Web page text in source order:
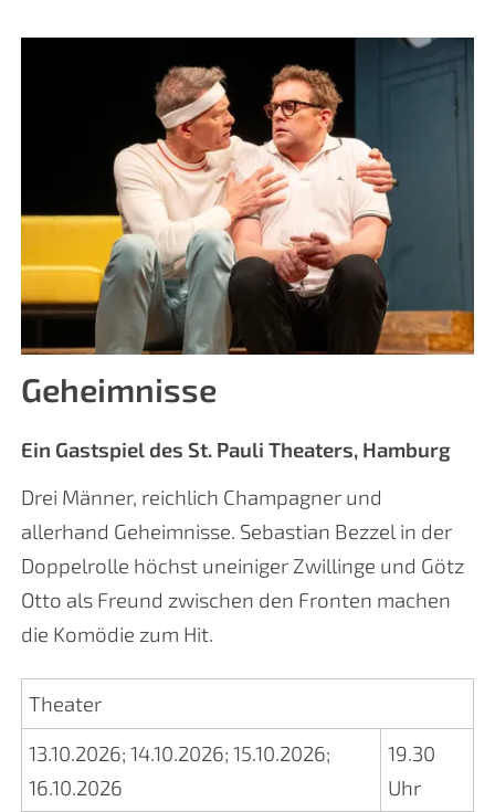
Geheimnisse
Ein Gastspiel des St. Pauli Theaters, Hamburg
Drei Männer, reichlich Champagner und
allerhand Geheimnisse. Sebastian Bezzel in der
Doppelrolle höchst uneiniger Zwillinge und Götz
Otto als Freund zwischen den Fronten machen
die Komödie zum Hit.
Theater
13.10.2026; 14.10.2026; 15.10.2026;
16.10.2026
19.30
Uhr